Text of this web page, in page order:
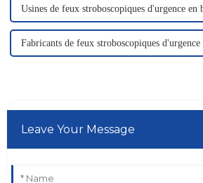
Usines de feux stroboscopiques d'urgence en
Fabricants de feux stroboscopiques
Leave Your Message